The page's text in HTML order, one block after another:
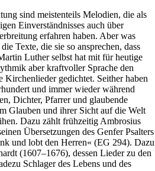
sind meistenteils Melodien, die als
Einverständnisses auch über
erfahren haben. Aber was
Texte, die sie so ansprechen, dass
Luther selbst hat mit für heutige
aber kraftvoller Sprache den
Kirchenlieder gedichtet. Seither haben
und immer wieder während
Dichter, Pfarrer und glaubende
Glauben und ihrer Sicht auf die Welt
Dazu zählt frühzeitig Ambrosius
Übersetzungen des Genfer Psalters
und lobt den Herren« (EG 294). Dazu
(1607–1676), dessen Lieder zu den
Schlager des Lebens und des